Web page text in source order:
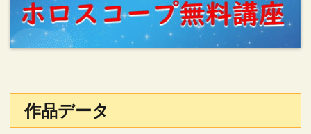
作品データ